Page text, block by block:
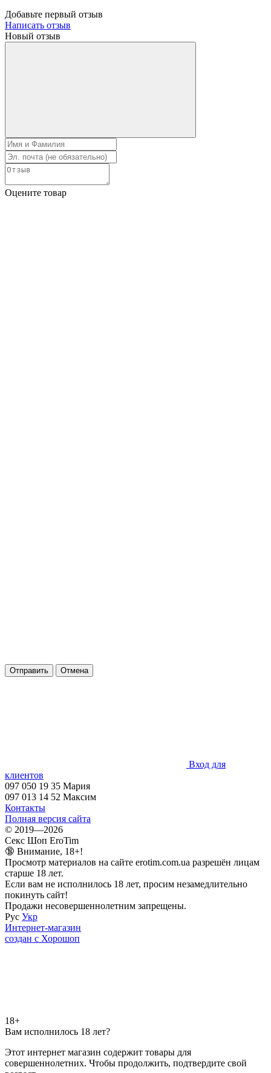
Добавьте первый отзыв
Написать отзыв
Новый отзыв
Оцените товар
Отправить Отмена
Вход для
клиентов
097 050 19 35 Мария
097 013 14 52 Максим
Контакты
Полная версия сайта
© 2019—2026
Секс Шоп EroTim
🔞 Внимание, 18+!
Просмотр материалов на сайте erotim.com.ua разрешён лицам
старше 18 лет.
Если вам не исполнилось 18 лет, просим незамедлительно
покинуть сайт!
Продажи несовершеннолетним запрещены.
Рус Укр
Интернет-магазин
создан с Хорошоп
18+
Вам исполнилось 18 лет?
Этот интернет магазин содержит товары для
совершеннолетних. Чтобы продолжить, подтвердите свой